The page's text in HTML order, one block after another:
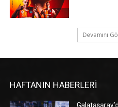
Devamını
HAFTANIN HABERLERİ